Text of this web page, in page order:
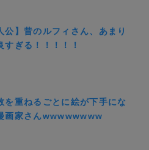
公】昔のルフィさん、あまり
すぎる！！！！！
を重ねるごとに絵が下手にな
画家さんwwwwwwww